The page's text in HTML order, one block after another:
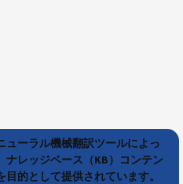
ューラル機械翻訳ツールによっ
ナレッジベース（KB）コンテン
的として提供されています。